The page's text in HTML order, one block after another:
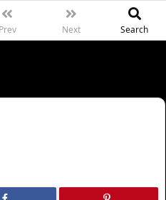
Prev Next Search